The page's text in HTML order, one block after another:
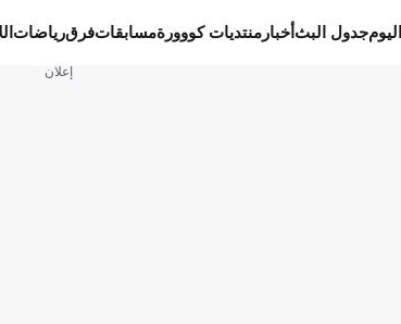
جدول البثأخبار منتديات كووورةمسابقاتفرقرياضات
إعلان